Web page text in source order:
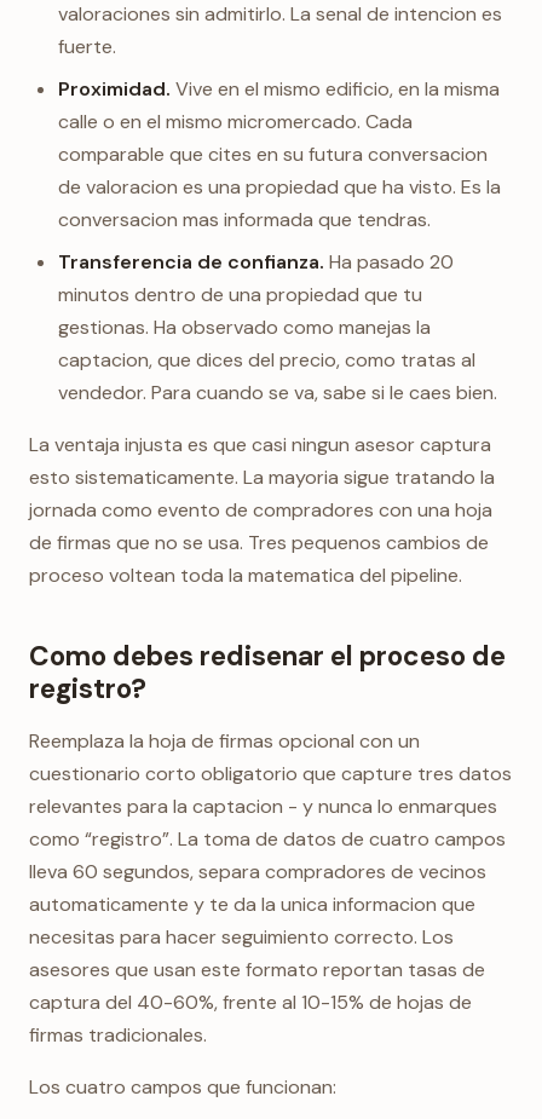
valoraciones sin admitirlo. La senal de intencion es
fuerte.
Proximidad. Vive en el mismo edificio, en la misma
calle o en el mismo micromercado. Cada
comparable que cites en su futura conversacion
de valoracion es una propiedad que ha visto. Es la
conversacion mas informada que tendras.
Transferencia de confianza. Ha pasado 20
minutos dentro de una propiedad que tu
gestionas. Ha observado como manejas la
captacion, que dices del precio, como tratas al
vendedor. Para cuando se va, sabe si le caes bien.
La ventaja injusta es que casi ningun asesor captura
esto sistematicamente. La mayoria sigue tratando la
jornada como evento de compradores con una hoja
de firmas que no se usa. Tres pequenos cambios de
proceso voltean toda la matematica del pipeline.
Como debes redisenar el proceso de
registro?
Reemplaza la hoja de firmas opcional con un
cuestionario corto obligatorio que capture tres datos
relevantes para la captacion - y nunca lo enmarques
como “registro”. La toma de datos de cuatro campos
lleva 60 segundos, separa compradores de vecinos
automaticamente y te da la unica informacion que
necesitas para hacer seguimiento correcto. Los
asesores que usan este formato reportan tasas de
captura del 40-60%, frente al 10-15% de hojas de
firmas tradicionales.
Los cuatro campos que funcionan: